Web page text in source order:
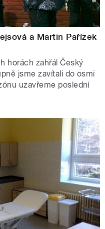
a Martin Pařízek
horách zahřál Český
jsme zavítali do osmi
uzavřeme poslední